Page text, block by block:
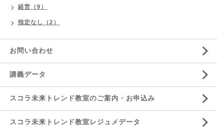
経営（9）
指定なし（2）
お問い合わせ
講義データ
スコラ未来トレンド教室のご案内・お申込み
スコラ未来トレンド教室レジュメデータ